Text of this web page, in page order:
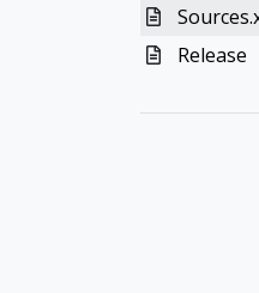
Release